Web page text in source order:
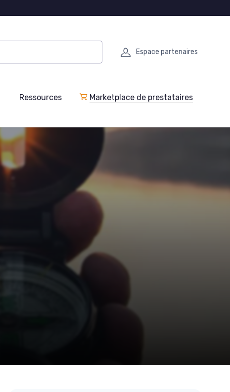
Espace partenaires
Ressources Marketplace de prestataires